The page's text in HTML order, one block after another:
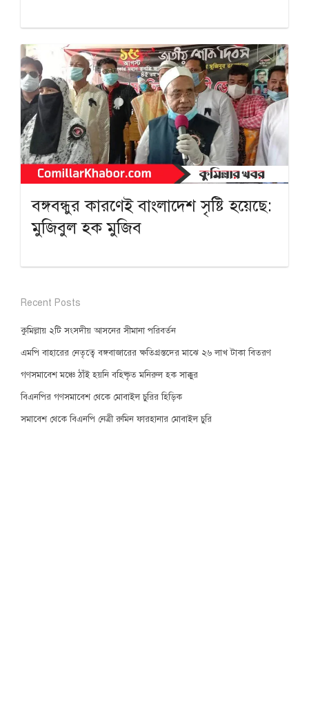
বঙ্গবন্ধুর কারণেই বাংলাদেশ সৃষ্টি হয়েছে:
মুজিবুল হক মুজিব
Recent Posts
কুমিল্লায় ২টি সংসদীয় আসনের সীমানা পরিবর্তন
এমপি বাহারের নেতৃত্বে বঙ্গবাজারের ক্ষতিগ্রস্তদের মাঝে ২৬ লাখ টাকা বিতরণ
গণসমাবেশ মঞ্চে ঠাঁই হয়নি বহিষ্কৃত মনিরুল হক সাক্কুর
বিএনপির গণসমাবেশ থেকে মোবাইল চুরির হিড়িক
সমাবেশ থেকে বিএনপি নেত্রী রুমিন ফারহানার মোবাইল চুরি